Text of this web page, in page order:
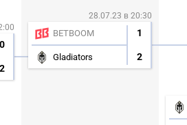
0
2
28.07.23 в 20:30
BETBOOM 1
Gladiators 2